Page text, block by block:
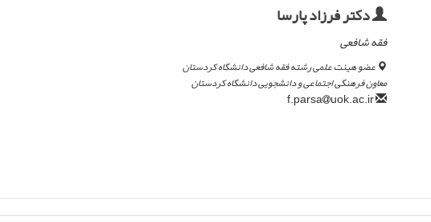
دکتر فرزاد پارسا
فقه شافعی
عضو هیئت علمی رشته فقه شافعی دانشگاه کردستان
معاون فرهنگی اجتماعی و دانشجویی دانشگاه کردستان
uok.ac.ir